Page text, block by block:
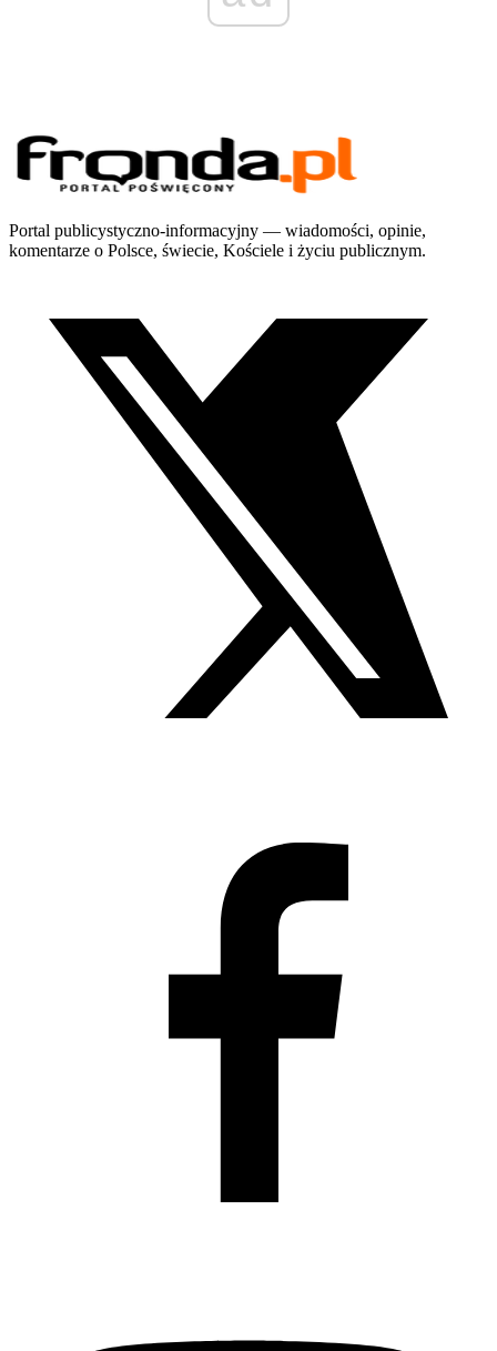
Portal publicystyczno-informacyjny — wiadomości, opinie,
komentarze o Polsce, świecie, Kościele i życiu publicznym.